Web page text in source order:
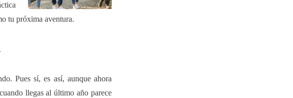
tu próxima aventura.
.
Pues sí, es así, aunque ahora
llegas al último año parece